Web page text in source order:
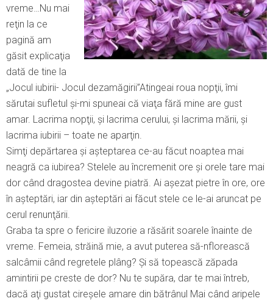
vreme…Nu mai
reţin la ce
pagină am
găsit explicaţia
dată de tine la
„Jocul iubirii- Jocul dezamăgirii”Atingeai roua nopţii, îmi
sărutai sufletul şi-mi spuneai că viaţa fără mine are gust
amar. Lacrima nopţii, şi lacrima cerului, şi lacrima mării, şi
lacrima iubirii – toate ne aparţin.
Simţi depărtarea şi aşteptarea ce-au făcut noaptea mai
neagră ca iubirea? Stelele au încremenit ore şi orele tare mai
dor când dragostea devine piatră. Ai aşezat pietre în ore, ore
în aşteptări, iar din aşteptări ai făcut stele ce le-ai aruncat pe
cerul renunţării.
Graba ta spre o fericire iluzorie a răsărit soarele înainte de
vreme. Femeia, străină mie, a avut puterea să-nflorească
salcâmii când regretele plâng? Şi să topească zăpada
amintirii pe creste de dor? Nu te supăra, dar te mai întreb,
dacă aţi gustat cireşele amare din bătrânul Mai când aripele